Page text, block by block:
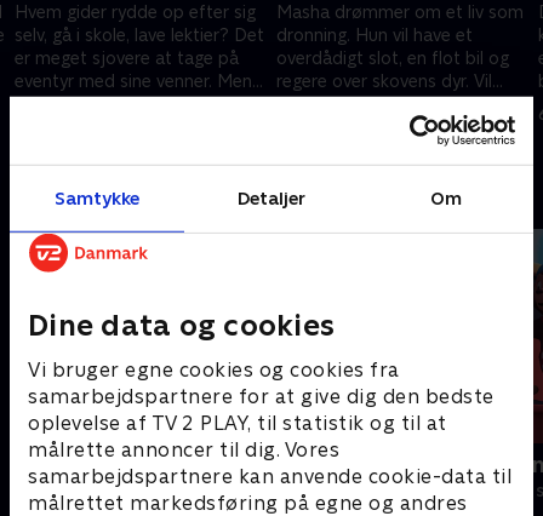
Samtykke Detaljer Om
Dine data og cookies
Vi bruger egne cookies og cookies fra
samarbejdspartnere for at give dig den bedste
oplevelse af TV 2 PLAY, til statistik og til at
målrette annoncer til dig. Vores
samarbejdspartnere kan anvende cookie-data til
målrettet markedsføring på egne og andres
Hvem gider rydde op efter sig
selv, gå i skole, lave lektier? Det
er meget sjovere at tage på
eventyr med sine venner. Men
hvordan vil den fristende rejse
Masha drømmer om et liv som
dronning. Hun vil have et
overdådigt slot, en flot bil og
regere over skovens dyr. Vil
hendes drømme gå i
24. marts 2023 • 8 min
Andre så også
Gurli Gris
Børneserier • 4 sæsoner
Rasmus
Børneserier •